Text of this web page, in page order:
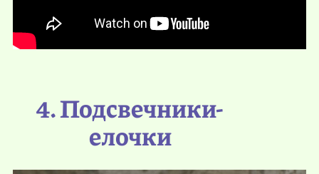
4. Подсвечники-
елочки